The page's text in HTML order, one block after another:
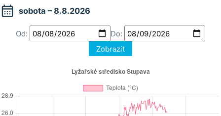
 sobota – 8.8.2026
Od:
Do:
Zobrazit